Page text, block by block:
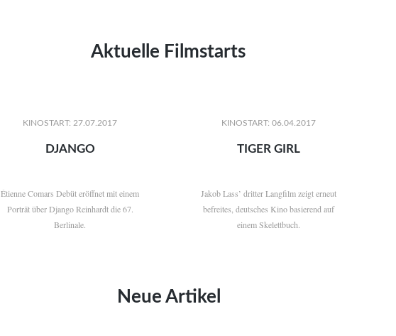
Aktuelle Filmstarts
KINOSTART: 27.07.2017
DJANGO
Étienne Comars Debüt eröffnet mit einem
Porträt über Django Reinhardt die 67.
Berlinale.
KINOSTART: 06.04.2017
TIGER GIRL
Jakob Lass’ dritter Langfilm zeigt erneut
befreites, deutsches Kino basierend auf
einem Skelettbuch.
Neue Artikel